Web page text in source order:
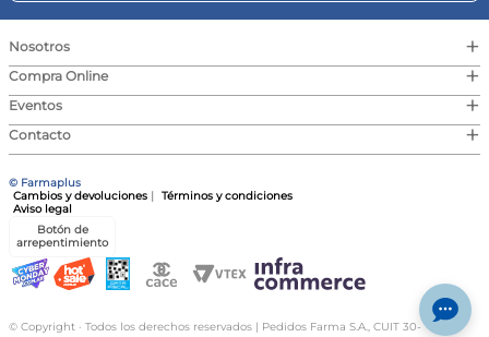
Nosotros +
Compra Online +
Eventos +
Contacto +
© Farmaplus
Cambios y devoluciones
Términos y condiciones
Aviso legal
Botón de
arrepentimiento
© Copyright · Todos los derechos reservados | Pedidos Farma S.A., CUIT 30-